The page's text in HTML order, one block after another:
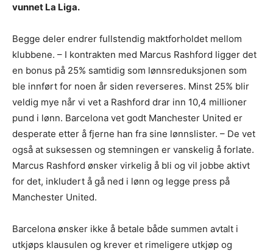
vunnet La Liga.
Begge deler endrer fullstendig maktforholdet mellom
klubbene. – I kontrakten med Marcus Rashford ligger det
en bonus på 25% samtidig som lønnsreduksjonen som
ble innført for noen år siden reverseres. Minst 25% blir
veldig mye når vi vet a Rashford drar inn 10,4 millioner
pund i lønn. Barcelona vet godt Manchester United er
desperate etter å fjerne han fra sine lønnslister. – De vet
også at suksessen og stemningen er vanskelig å forlate.
Marcus Rashford ønsker virkelig å bli og vil jobbe aktivt
for det, inkludert å gå ned i lønn og legge press på
Manchester United.
Barcelona ønsker ikke å betale både summen avtalt i
utkjøps klausulen og krever et rimeligere utkjøp og